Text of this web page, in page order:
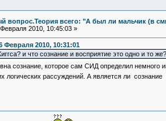
вопрос.Теория всего: "А был ли мальчик (в
2010, 10:45:03 »
Февраля 2010, 10:31:01
и что сознание и восприятие это одно и то же?
сознание, которое сам СИД определил немного
логических рассуждений. А является ли